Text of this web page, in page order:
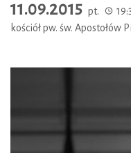
11.09.2015 pt.
kościół pw. św. Apostołów